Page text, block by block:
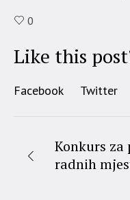
0
Like this
Facebook Twitter
Konkurs
radnih